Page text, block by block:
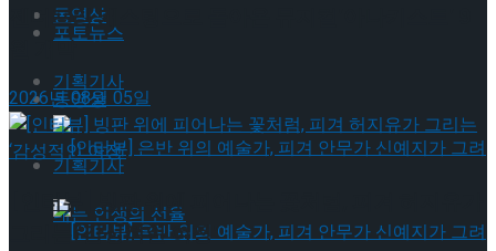
동영상
기획기사
포토뉴스
동영상
기획기사
젠더프리 캐스팅으로 돌아온 뮤지컬’아나키스트’ 9
월 개막
2026년 08월 05일
[인터뷰] 빙판 위에 피어나는 꽃처럼, 피겨 허지유가
그리는 ‘감성적인 여정’